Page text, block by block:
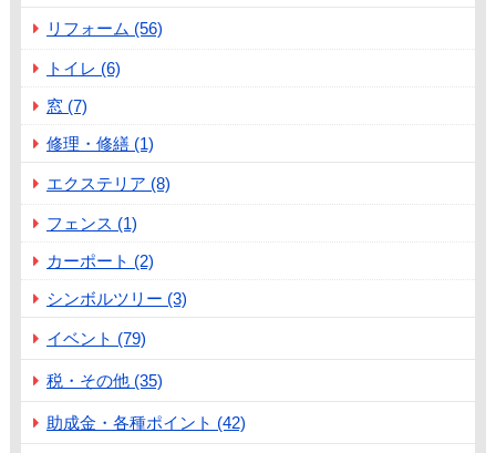
リフォーム (56)
トイレ (6)
窓 (7)
修理・修繕 (1)
エクステリア (8)
フェンス (1)
カーポート (2)
シンボルツリー (3)
イベント (79)
税・その他 (35)
助成金・各種ポイント (42)